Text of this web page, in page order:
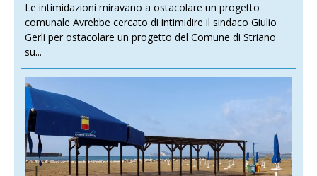
Le intimidazioni miravano a ostacolare un progetto
comunale Avrebbe cercato di intimidire il sindaco Giulio
Gerli per ostacolare un progetto del Comune di Striano
su...